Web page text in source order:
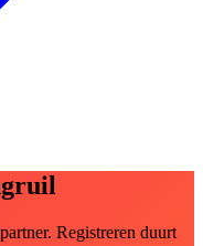
Registreren duurt